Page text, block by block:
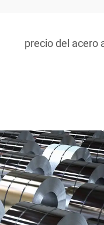
precio del acero